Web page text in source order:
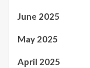
June 2025
May 2025
April 2025